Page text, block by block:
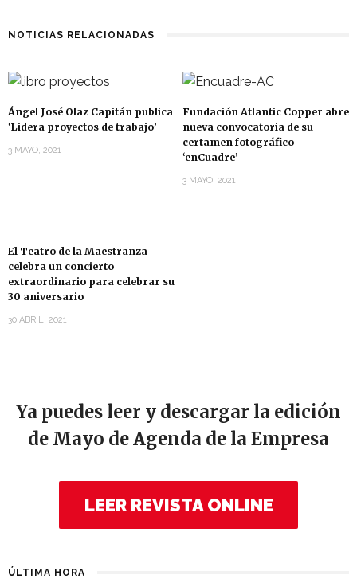
NOTICIAS RELACIONADAS
Ángel José Olaz Capitán publica
‘Lidera proyectos de trabajo’
3 MAYO, 2021
Fundación Atlantic Copper abre
nueva convocatoria de su
certamen fotográfico
‘enCuadre’
3 MAYO, 2021
El Teatro de la Maestranza
celebra un concierto
extraordinario para celebrar su
30 aniversario
30 ABRIL, 2021
Ya puedes leer y descargar la edición
de Mayo de Agenda de la Empresa
LEER REVISTA ONLINE
ÚLTIMA HORA